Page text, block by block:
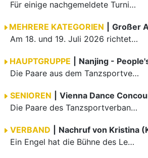
Für einige nachgemeldete Turniere im 2 Halbjahr sucht der ZWE noch Wertungsrichter.
MEHRERE KATEGORIEN
Am 18. und 19. Juli 2026 richtete die Tanzsportabteilung (TSA) der TSG 1862 Weinheim das Abschlussturnier der diesjährigen TBW-Trophy-Serie aus. Zum traditionellen Saisonfinale kamen rund 400 Starts über…
HAUPTGRUPPE
Die Paare aus dem Tanzsportverband Baden-Württemberg (TBW) haben beim hochklassig besetzten WDSF GrandSlam im chinesischen Nanjing wieder einmal auf internationalem Top-Niveau geglänzt. Das…
SENIOREN
Vienna Dance
Die Paare des Tanzsportverbandes Baden-Württemberg (TBW) glänzten auf dem internationalen Parkett des Vienna Dance Concourse 2026 im Wiener Rathaus mit hervorragenden Platzierungen Ergebnisse unter: …
VERBAND
Nachruf von Kristina
Ein Engel hat die Bühne des Lebens verlassen. Viel zu früh, plötzlich und für uns alle unfassbar, wurde unsere geliebte Kristina (Krissi) Flaig im Alter von 36 Jahren aus dem Leben gerissen. Das Tanzen…